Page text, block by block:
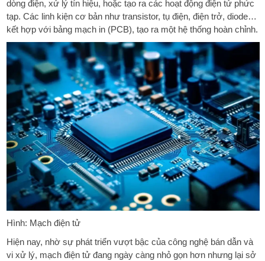
dòng điện, xử lý tín hiệu, hoặc tạo ra các hoạt động điện tử phức
tạp. Các linh kiện cơ bản như transistor, tụ điện, điện trở, diode…
kết hợp với bảng mạch in (PCB), tạo ra một hệ thống hoàn chỉnh.
Hình: Mạch điện tử
Hiện nay, nhờ sự phát triển vượt bậc của công nghệ bán dẫn và
vi xử lý, mạch điện tử đang ngày càng nhỏ gọn hơn nhưng lại sở